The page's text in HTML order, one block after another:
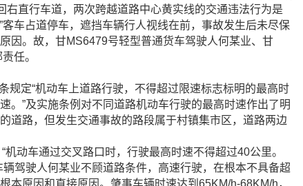
右直行车道，两次跨越道路中心黄实线的交通违法行为是
车占道停车，遮挡车辆行人视线在前，事故发生后未尽保
因。故，甘MS6479号轻型普通货车驾驶人何某业、甘
任。
定“机动车上道路行驶，不得超过限速标志标明的最高时
。”及实施条例对不同道路机动车行驶的最高时速作出了明
道路，但发生交通事故的路段属于村镇集市区，道路两边
动车通过交叉路口时，行驶最高时速不得超过40公里。
驾驶人何某业不顾道路条件，高速行驶，在根本不具备超
本原因和直接原因。肇事车辆时速达到65KM/h-68KM/h，